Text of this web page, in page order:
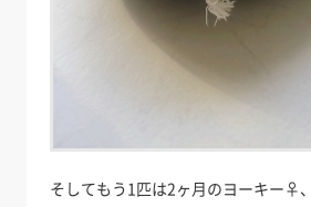
そしてもう1匹は2ヶ月のヨーキー♀